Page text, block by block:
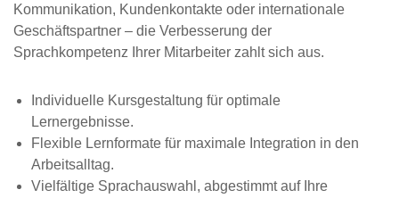
Kommunikation, Kundenkontakte oder internationale
Geschäftspartner – die Verbesserung der
Sprachkompetenz Ihrer Mitarbeiter zahlt sich aus.
Individuelle Kursgestaltung für optimale
Lernergebnisse.
Flexible Lernformate für maximale Integration in den
Arbeitsalltag.
Vielfältige Sprachauswahl, abgestimmt auf Ihre